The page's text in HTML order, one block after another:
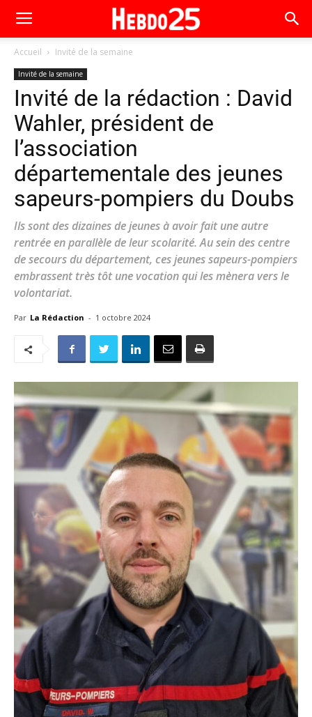
Accueil Invité de la semaine
Invité de la semaine
Invité de la rédaction : David
Wahler, président de
l’association
départementale des jeunes
sapeurs-pompiers du Doubs
Ils sont des dizaines de jeunes à avoir fait une autre
rentrée en parallèle de leur scolarité. Au sein des centre
de secours du département, ces jeunes sapeurs-pompiers
embrassent très tôt une vocation qui les mènera vers le
volontariat.
Par La Rédaction - 1 octobre 2024